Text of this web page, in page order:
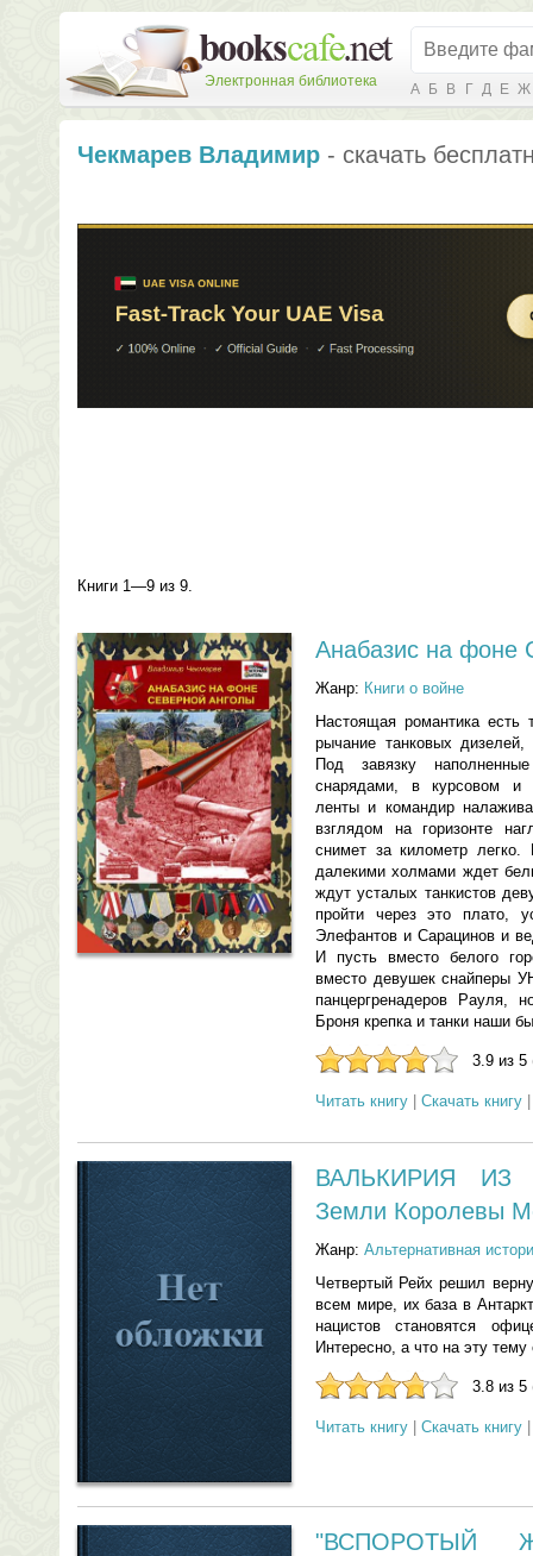
Электронная библиотека А Б В Г Д Е Ж
Чекмарев Владимир - скачать
Книги 1—9 из 9.
Анабазис на фоне
Жанр: Книги о войне
Настоящая романтика есть
рычание танковых
Под завязку
снарядами, в курсовом и
ленты и командир
взглядом на горизонте
снимет за километр
далекими холмами ждет
ждут усталых танкистов
пройти через это плато,
Элефантов и Сарацинов и
И пусть вместо белого
вместо девушек снайперы
панцергренадеров Рауля,
Броня крепка и танки наши
3.9 из 5
Читать книгу Скачать книгу
ВАЛЬКИРИЯ ИЗ
Земли Королевы
Жанр: Альтернативная
Четвертый Рейх решил
всем мире, их база в
нацистов становятся
Интересно, а что на эту
3.8 из 5
Читать книгу Скачать книгу
"ВСПОРОТЫЙ